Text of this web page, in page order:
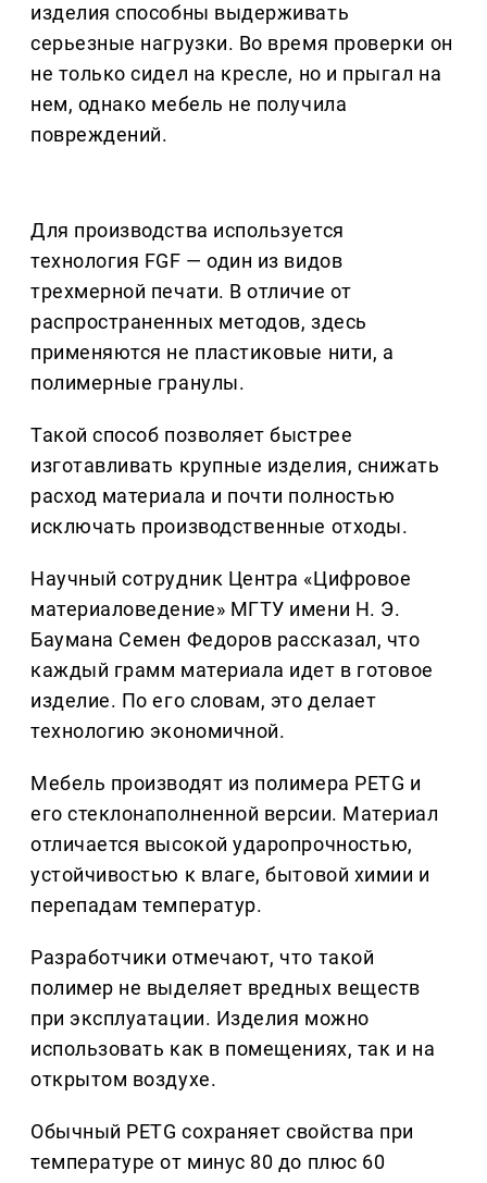
изделия способны выдерживать
серьезные нагрузки. Во время проверки он
не только сидел на кресле, но и прыгал на
нем, однако мебель не получила
повреждений.
Для производства используется
технология FGF — один из видов
трехмерной печати. В отличие от
распространенных методов, здесь
применяются не пластиковые нити, а
полимерные гранулы.
Такой способ позволяет быстрее
изготавливать крупные изделия, снижать
расход материала и почти полностью
исключать производственные отходы.
Научный сотрудник Центра «Цифровое
материаловедение» МГТУ имени Н. Э.
Баумана Семен Федоров рассказал, что
каждый грамм материала идет в готовое
изделие. По его словам, это делает
технологию экономичной.
Мебель производят из полимера PETG и
его стеклонаполненной версии. Материал
отличается высокой ударопрочностью,
устойчивостью к влаге, бытовой химии и
перепадам температур.
Разработчики отмечают, что такой
полимер не выделяет вредных веществ
при эксплуатации. Изделия можно
использовать как в помещениях, так и на
открытом воздухе.
Обычный PETG сохраняет свойства при
температуре от минус 80 до плюс 60